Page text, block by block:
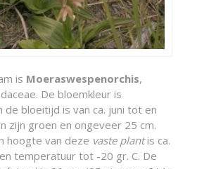
is Moeraswespenorchis,
De bloemkleur is
bloeitijd is van ca. juni tot en
zijn groen en ongeveer 25 cm.
hoogte van deze vaste plantis ca.
temperatuur tot -20 gr. C. De